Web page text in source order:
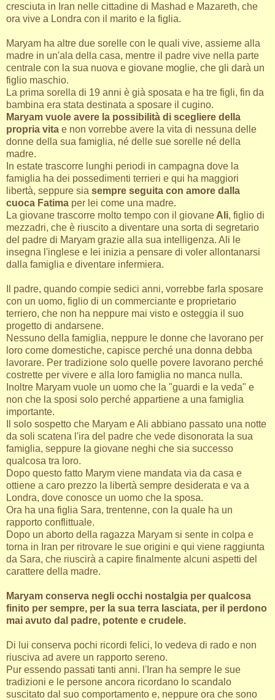
cresciuta in Iran nelle cittadine di Mashad e Mazareth, che
ora vive a Londra con il marito e la figlia.
Maryam ha altre due sorelle con le quali vive, assieme alla
madre in un'ala della casa, mentre il padre vive nella parte
centrale con la sua nuova e giovane moglie, che gli darà un
figlio maschio.
La prima sorella di 19 anni è già sposata e ha tre figli, fin da
bambina era stata destinata a sposare il cugino.
Maryam vuole avere la possibilità di scegliere della
propria vita e non vorrebbe avere la vita di nessuna delle
donne della sua famiglia, né delle sue sorelle né della
madre.
In estate trascorre lunghi periodi in campagna dove la
famiglia ha dei possedimenti terrieri e qui ha maggiori
libertà, seppure sia sempre seguita con amore dalla
cuoca Fatima per lei come una madre.
La giovane trascorre molto tempo con il giovane Ali, figlio di
mezzadri, che è riuscito a diventare una sorta di segretario
del padre di Maryam grazie alla sua intelligenza. Ali le
insegna l'inglese e lei inizia a pensare di voler allontanarsi
dalla famiglia e diventare infermiera.
Il padre, quando compie sedici anni, vorrebbe farla sposare
con un uomo, figlio di un commerciante e proprietario
terriero, che non ha neppure mai visto e osteggia il suo
progetto di andarsene.
Nessuno della famiglia, neppure le donne che lavorano per
loro come domestiche, capisce perché una donna debba
lavorare. Per tradizione solo quelle povere lavorano perché
costrette per vivere e alla loro famiglia no manca nulla.
Inoltre Maryam vuole un uomo che la "guardi e la veda" e
non che la sposi solo perché appartiene a una famiglia
importante.
Il solo sospetto che Maryam e Ali abbiano passato una notte
da soli scatena l'ira del padre che vede disonorata la sua
famiglia, seppure la giovane neghi che sia successo
qualcosa tra loro.
Dopo questo fatto Marym viene mandata via da casa e
ottiene a caro prezzo la libertà sempre desiderata e va a
Londra, dove conosce un uomo che la sposa.
Ora ha una figlia Sara, trentenne, con la quale ha un
rapporto conflittuale.
Dopo un aborto della ragazza Maryam si sente in colpa e
torna in Iran per ritrovare le sue origini e qui viene raggiunta
da Sara, che riuscirà a capire finalmente alcuni aspetti del
carattere della madre.
Maryam conserva negli occhi nostalgia per qualcosa
finito per sempre, per la sua terra lasciata, per il perdono
mai avuto dal padre, potente e crudele.
Di lui conserva pochi ricordi felici, lo vedeva di rado e non
riusciva ad avere un rapporto sereno.
Pur essendo passati tanti anni. l'Iran ha sempre le sue
tradizioni e le persone ancora ricordano lo scandalo
suscitato dal suo comportamento e, neppure ora che sono